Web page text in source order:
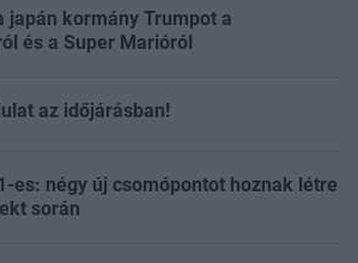
japán kormány Trumpot a
és a Super Marióról
az időjárásban!
es: négy új csomópontot hoznak létre
során